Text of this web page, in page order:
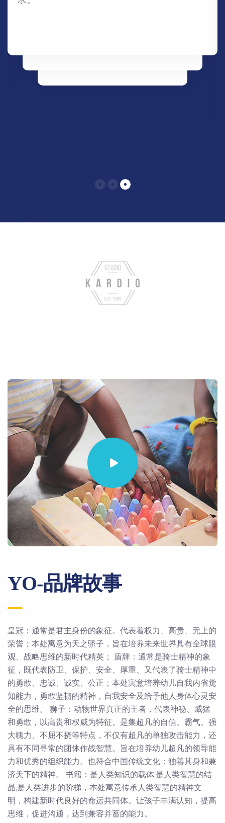
YO-品牌故事
皇冠：通常是君主身份的象征。代表着权力、高贵、无上的
荣誉；本处寓意为天之骄子，旨在培养未来世界具有全球眼
观、战略思维的新时代精英； 盾牌：通常是骑士精神的象
征，既代表防卫、保护、安全、厚重、又代表了骑士精神中
的勇敢、忠诚、诚实、公正；本处寓意培养幼儿自我内省觉
知能力，勇敢坚韧的精神，自我安全及给予他人身体心灵安
全的思维。 狮子：动物世界真正的王者，代表神秘、威猛
和勇敢，以高贵和权威为特征。是集超凡的自信、霸气、强
大魄力、不屈不挠等特点，不仅有超凡的单独攻击能力，还
具有不同寻常的团体作战智慧。旨在培养幼儿超凡的领导能
力和优秀的组织能力。也符合中国传统文化：独善其身和兼
济天下的精神。 书籍：是人类知识的载体,是人类智慧的结
晶,是人类进步的阶梯，本处寓意传承人类智慧的精神文
明，构建新时代良好的命运共同体。让孩子丰满认知，提高
思维，促进沟通，达到兼容并蓄的能力。